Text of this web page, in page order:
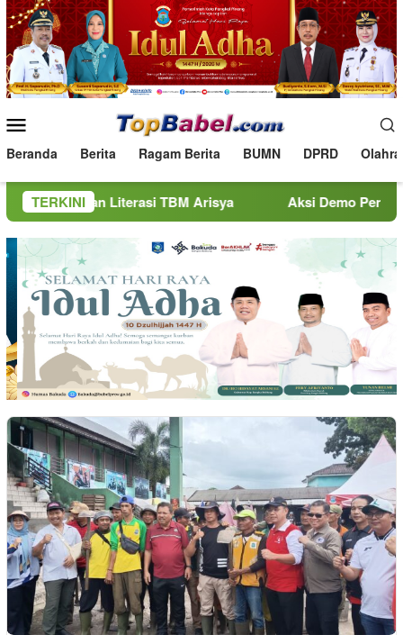
Loncat
ke
konten
Mobile
Beranda Berita Ragam Berita BUMN DPRD
TERKINI
Literasi TBM Arisya Aksi Demo Penambang Timah